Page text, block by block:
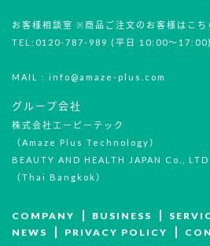
お客様相談室 ※商品ご注文のお客様はこち
TEL:0120-787-989 (平日 10:00～17:00)
MAIL : info@amaze-plus.com
グループ会社
株式会社エーピーテック
（Amaze Plus Technology）
BEAUTY AND HEALTH JAPAN Co., LTD
（Thai Bangkok）
COMPANY BUSINESS
NEWS
PRIVACY POLICY